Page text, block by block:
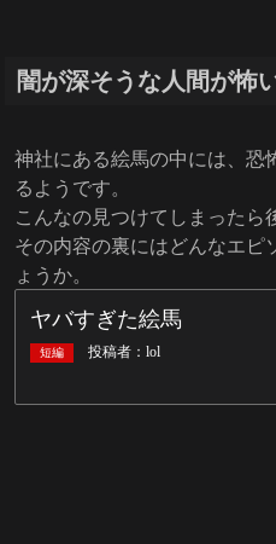
闇が深そうな人間が怖
神社にある絵馬の中には、恐
るようです。
こんなの見つけてしまったら
その内容の裏にはどんなエピ
ょうか。